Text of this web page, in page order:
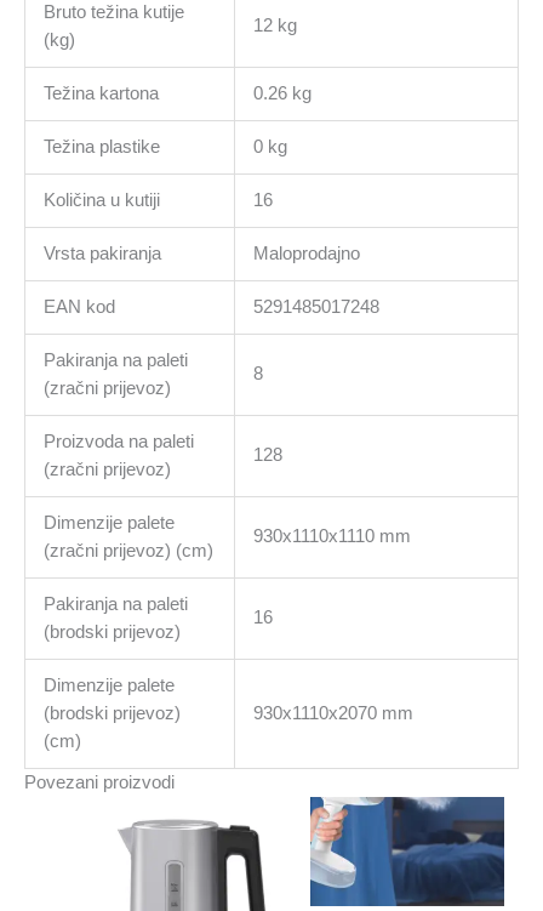
Bruto težina kutije
(kg)
12 kg
Težina kartona 0.26 kg
Težina plastike 0 kg
Količina u kutiji 16
Vrsta pakiranja Maloprodajno
EAN kod 5291485017248
Pakiranja na paleti
(zračni prijevoz)
8
Proizvoda na paleti
(zračni prijevoz)
128
Dimenzije palete
(zračni prijevoz) (cm)
930x1110x1110 mm
Pakiranja na paleti
(brodski prijevoz)
16
Dimenzije palete
(brodski prijevoz)
(cm)
930x1110x2070 mm
Povezani proizvodi